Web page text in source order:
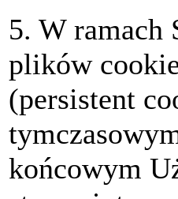
5. W ramach
plików
(persistent
końcowym